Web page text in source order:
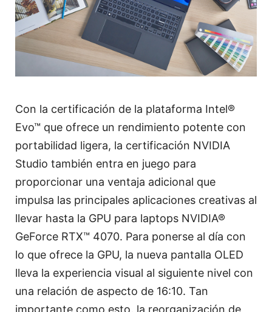
Con la certificación de la plataforma Intel®
Evo™ que ofrece un rendimiento potente con
portabilidad ligera, la certificación NVIDIA
Studio también entra en juego para
proporcionar una ventaja adicional que
impulsa las principales aplicaciones creativas al
llevar hasta la GPU para laptops NVIDIA®
GeForce RTX™ 4070. Para ponerse al día con
lo que ofrece la GPU, la nueva pantalla OLED
lleva la experiencia visual al siguiente nivel con
una relación de aspecto de 16:10. Tan
importante como esto, la reorganización de